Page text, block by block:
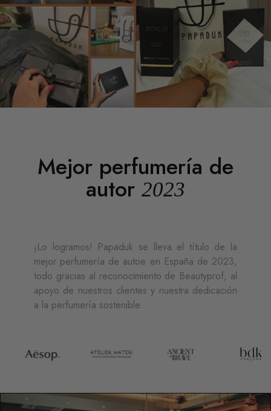
Mejor perfumería de
autor 2023
¡Lo logramos! Papaduk se lleva el título de la
mejor perfumería de autoe en España de 2023,
todo gracias al reconocimiento de Beautyprof, al
apoyo de nuestros clientes y nuestra dedicación
a la perfumería sostenible.